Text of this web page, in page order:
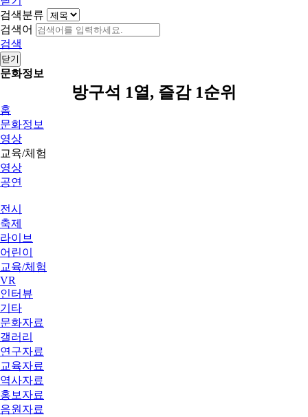
검색분류
검색어
검색
닫기
문화정보
방구석 1열, 즐감 1순위
홈
문화정보
영상
교육/체험
영상
공연
전시
축제
라이브
어린이
교육/체험
VR
인터뷰
기타
문화자료
갤러리
연구자료
교육자료
역사자료
홍보자료
음원자료